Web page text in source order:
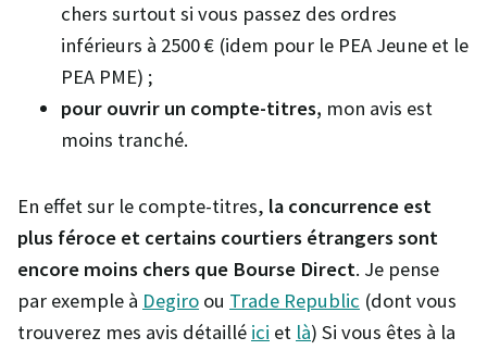
chers surtout si vous passez des ordres
inférieurs à 2500 € (idem pour le PEA Jeune et le
PEA PME) ;
pour ouvrir un compte-titres, mon avis est
moins tranché.
En effet sur le compte-titres, la concurrence est
plus féroce et certains courtiers étrangers sont
encore moins chers que Bourse Direct. Je pense
par exemple à Degiro ou Trade Republic (dont vous
trouverez mes avis détaillé ici et là) Si vous êtes à la